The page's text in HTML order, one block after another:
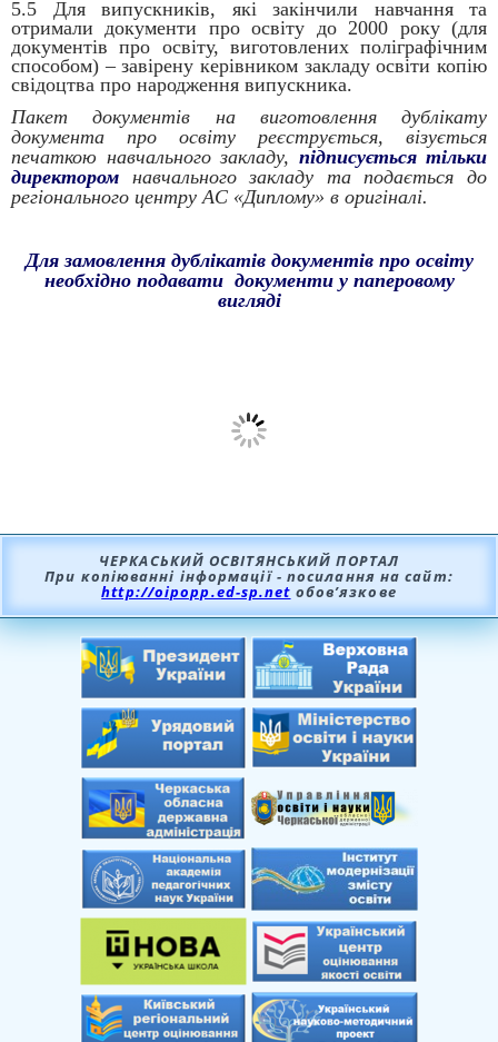
5.5 Для випускників, які закінчили навчання та
отримали документи про освіту до 2000 року (для
документів про освіту, виготовлених поліграфічним
способом) – завірену керівником закладу освіти копію
свідоцтва про народження випускника.
Пакет документів на виготовлення дублікату
документа про освіту реєструється, візується
печаткою навчального закладу, підписується тільки
директором навчального закладу та подається до
регіонального центру АС «Диплому» в оригіналі.
Для замовлення дублікатів документів про освіту
необхідно подавати документи у паперовому
вигляді
ЧЕРКАСЬКИЙ ОСВІТЯНСЬКИЙ ПОРТАЛ
При копіюванні інформації - посилання на сайт:
http://oipopp.ed-sp.net обов’язкове